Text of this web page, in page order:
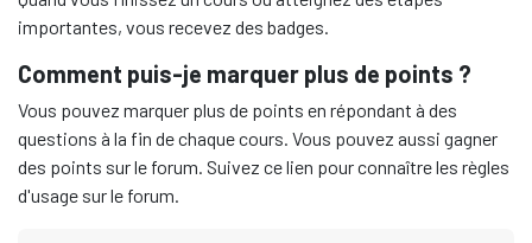
importantes, vous recevez des badges.
Comment puis-je marquer plus de points ?
Vous pouvez marquer plus de points en répondant à des
questions à la fin de chaque cours. Vous pouvez aussi gagner
des points sur le forum. Suivez ce lien pour connaître les règles
d'usage sur le forum.